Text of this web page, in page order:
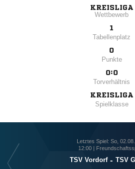
KREISLIGA
Wettbewerb
1
Tabellenplatz
0
Punkte
0:0
Torverhältnis
KREISLIGA
Spielklasse
Letztes Spiel: So,
12:00 |
TSV Vordorf - TSV